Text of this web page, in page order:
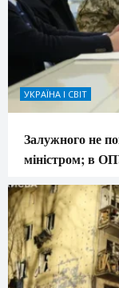
УКРАЇНА І СВІТ
Залужного не
міністром; в